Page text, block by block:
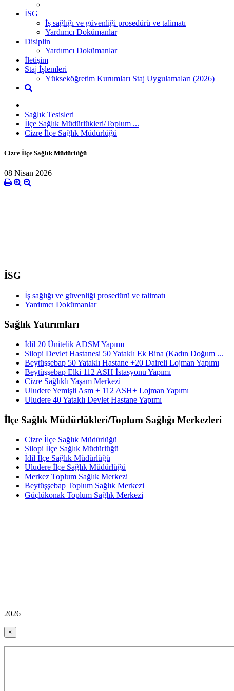
İSG
İş sağlığı ve güvenliği prosedürü ve talimatı
Yardımcı Dokümanlar
Disiplin
Yardımcı Dokümanlar
İletişim
Staj İşlemleri
Yükseköğretim Kurumları Staj Uygulamaları (2026)
Sağlık Tesisleri
İlçe Sağlık Müdürlükleri/Toplum ...
Cizre İlçe Sağlık Müdürlüğü
Cizre İlçe Sağlık Müdürlüğü
08 Nisan 2026
İSG
İş sağlığı ve güvenliği prosedürü ve talimatı
Yardımcı Dokümanlar
Sağlık Yatırımları
İdil 20 Ünitelik ADSM Yapımı
Silopi Devlet Hastanesi 50 Yataklı Ek Bina (Kadın Doğum ...
Beytüşşebap 50 Yataklı Hastane +20 Daireli Lojman Yapımı
Beytüşşebap Elki 112 ASH İstasyonu Yapımı
Cizre Sağlıklı Yaşam Merkezi
Uludere Yemişli Asm + 112 ASH+ Lojman Yapımı
Uludere 40 Yataklı Devlet Hastane Yapımı
İlçe Sağlık Müdürlükleri/Toplum Sağlığı Merkezleri
Cizre İlçe Sağlık Müdürlüğü
Silopi İlçe Sağlık Müdürlüğü
İdil İlçe Sağlık Müdürlüğü
Uludere İlçe Sağlık Müdürlüğü
Merkez Toplum Sağlık Merkezi
Beytüşşebap Toplum Sağlık Merkezi
Güçlükonak Toplum Sağlık Merkezi
2026
×